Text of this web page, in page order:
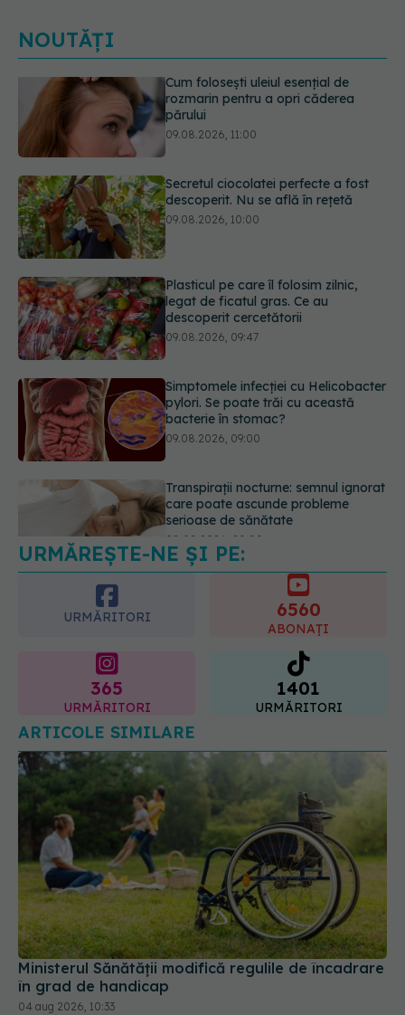
NOUTĂȚI
Secretul ciocolatei perfecte a fost
descoperit. Nu se află în rețetă
09.08.2026, 10:00
Plasticul pe care îl folosim zilnic,
legat de ficatul gras. Ce au
Simptomele infecției cu Helicobacter
pylori. Se poate trăi cu această
bacterie în stomac?
Transpirații nocturne: semnul ignorat
care poate ascunde probleme
serioase de sănătate
Cum folosești uleiul esențial de
rozmarin pentru a opri căderea
părului
09.08.2026, 11:00
URMĂREȘTE-NE ȘI PE:
URMĂRITORI
ABONAȚI
URMĂRITORI
1401
URMĂRITORI
ARTICOLE SIMILARE
Ministerul Sănătății modifică regulile de încadrare
în grad de handicap
04 aug 2026, 10:33